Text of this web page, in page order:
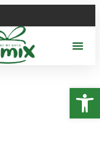
פתח סרגל נגישות